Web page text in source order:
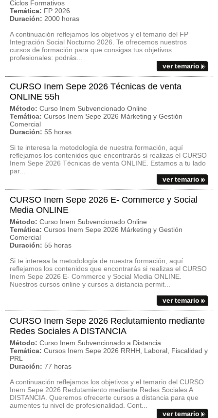
Ciclos Formativos
Temática: FP 2026
Duración: 2000 horas
A continuación reflejamos los objetivos y el temario del FP
Integración Social Nocturno 2026. Te ofrecemos nuestros
cursos de formación para que consigas tus objetivos
profesionales: podrás...
ver temario
CURSO Inem Sepe 2026 Técnicas de venta
ONLINE 55h
Método: Curso Inem Subvencionado Online
Temática: Cursos Inem Sepe 2026 Márketing y Gestión
Comercial
Duración: 55 horas
Si te interesa la metodología de nuestra formación, aquí
reflejamos los contenidos que encontrarás si realizas el CURSO
Inem Sepe 2026 Técnicas de venta ONLINE. Estamos a tu lado
par...
ver temario
CURSO Inem Sepe 2026 E- Commerce y Social
Media ONLINE
Método: Curso Inem Subvencionado Online
Temática: Cursos Inem Sepe 2026 Márketing y Gestión
Comercial
Duración: 55 horas
Si te interesa la metodología de nuestra formación, aquí
reflejamos los contenidos que encontrarás si realizas el CURSO
Inem Sepe 2026 E- Commerce y Social Media ONLINE.
Nuestros cursos online y cursos a distancia permit...
ver temario
CURSO Inem Sepe 2026 Reclutamiento mediante
Redes Sociales A DISTANCIA
Método: Curso Inem Subvencionado a Distancia
Temática: Cursos Inem Sepe 2026 RRHH, Laboral, Fiscalidad y
PRL
Duración: 77 horas
A continuación reflejamos los objetivos y el temario del CURSO
Inem Sepe 2026 Reclutamiento mediante Redes Sociales A
DISTANCIA. Queremos ofrecerte cursos a distancia para que
aumentes tu nivel de profesionalidad. Cont...
ver temario